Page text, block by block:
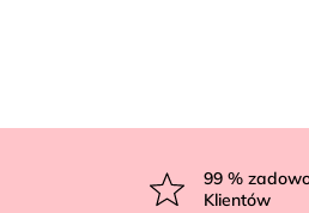
99%
Klientów